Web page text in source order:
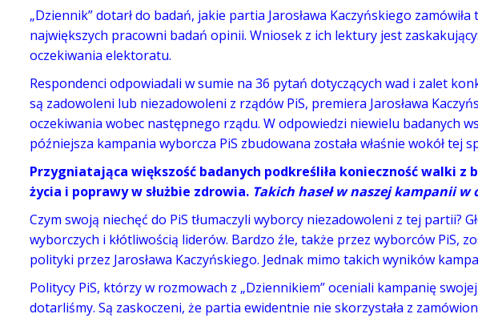
„Dziennik” dotarł do badań, jakie partia Jarosława Kaczyńskiego
największych pracowni badań opinii. Wniosek z ich lektury jest
oczekiwania elektoratu.
Respondenci odpowiadali w sumie na 36 pytań dotyczących wad i zalet
są zadowoleni lub niezadowoleni z rządów PiS, premiera Jarosława
oczekiwania wobec następnego rządu. W odpowiedzi niewielu badanych
późniejsza kampania wyborcza PiS zbudowana została właśnie wokół tej
Przygniatająca większość badanych podkreśliła konieczność walki
życia i poprawy w służbie zdrowia. Takich haseł w naszej kampanii w
Czym swoją niechęć do PiS tłumaczyli wyborcy niezadowoleni z tej partii?
wyborczych i kłótliwością liderów. Bardzo źle, także przez wyborców PiS,
polityki przez Jarosława Kaczyńskiego. Jednak mimo takich wyników
Politycy PiS, którzy w rozmowach z „Dziennikiem” oceniali kampanię
dotarliśmy. Są zaskoczeni, że partia ewidentnie nie skorzystała z